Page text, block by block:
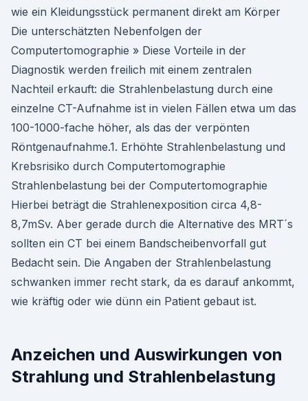
wie ein Kleidungsstück permanent direkt am Körper
Die unterschätzten Nebenfolgen der
Computertomographie » Diese Vorteile in der
Diagnostik werden freilich mit einem zentralen
Nachteil erkauft: die Strahlenbelastung durch eine
einzelne CT-Aufnahme ist in vielen Fällen etwa um das
100-1000-fache höher, als das der verpönten
Röntgenaufnahme.1. Erhöhte Strahlenbelastung und
Krebsrisiko durch Computertomographie
Strahlenbelastung bei der Computertomographie
Hierbei beträgt die Strahlenexposition circa 4,8-
8,7mSv. Aber gerade durch die Alternative des MRT´s
sollten ein CT bei einem Bandscheibenvorfall gut
Bedacht sein. Die Angaben der Strahlenbelastung
schwanken immer recht stark, da es darauf ankommt,
wie kräftig oder wie dünn ein Patient gebaut ist.
Anzeichen und Auswirkungen von
Strahlung und Strahlenbelastung